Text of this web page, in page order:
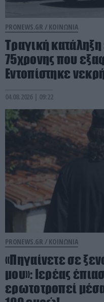
PRONEWS.GR / ΚΟΙΝΩΝΙΑ
Τραγική
75χρονης που
Εντοπίστηκε
04.08.2026 | 09:22
PRONEWS.GR / ΚΟΙΝΩΝΙΑ
«Πηγαίνετε σε
μου»: Ιερέας
ερωτοτροπεί